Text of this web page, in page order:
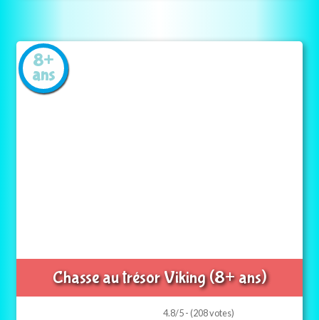
8+
ans
Chasse au trésor Viking (8+ ans)
4.8/5 - (208 votes)